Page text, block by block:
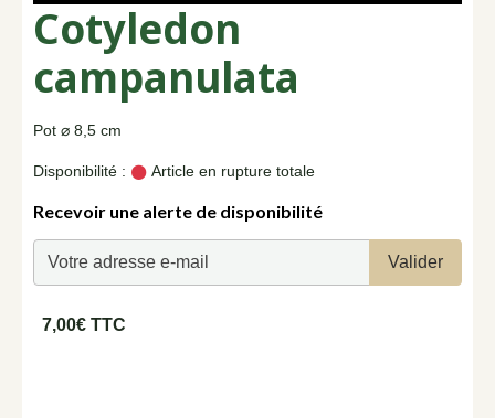
Cotyledon
campanulata
Pot ⌀ 8,5 cm
Disponibilité : Article en rupture totale
Recevoir une alerte de disponibilité
Valider
7,00€ TTC